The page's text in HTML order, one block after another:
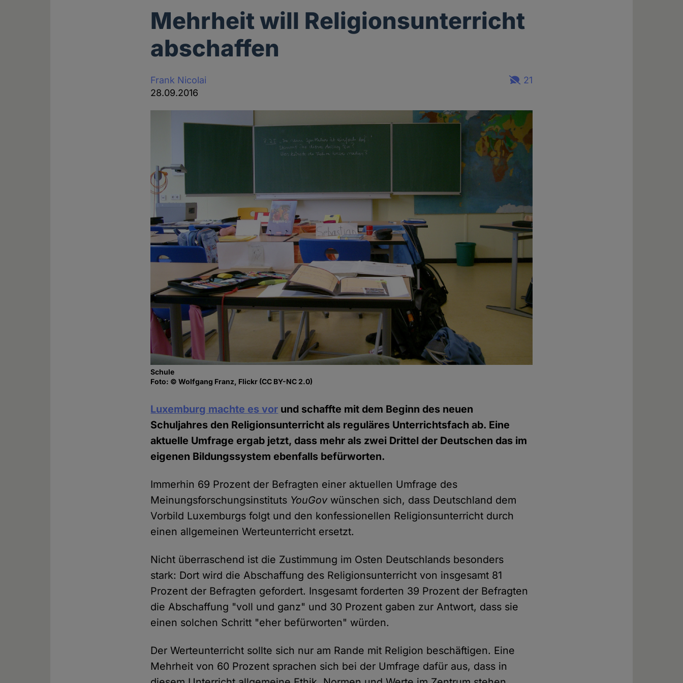
Mehrheit will Religionsunterricht
abschaffen
Frank Nicolai
28.09.2016
21
Schule
Foto: © Wolfgang Franz, Flickr (CC BY-NC 2.0)
Luxemburg machte es vor und schaffte mit dem Beginn des neuen
Schuljahres den Religionsunterricht als reguläres Unterrichtsfach ab. Eine
aktuelle Umfrage ergab jetzt, dass mehr als zwei Drittel der Deutschen das im
eigenen Bildungssystem ebenfalls befürworten.
Immerhin 69 Prozent der Befragten einer aktuellen Umfrage des
Meinungsforschungsinstituts YouGovwünschen sich, dass Deutschland dem
Vorbild Luxemburgs folgt und den konfessionellen Religionsunterricht durch
einen allgemeinen Werteunterricht ersetzt.
Nicht überraschend ist die Zustimmung im Osten Deutschlands besonders
stark: Dort wird die Abschaffung des Religionsunterricht von insgesamt 81
Prozent der Befragten gefordert. Insgesamt forderten 39 Prozent der Befragten
die Abschaffung "voll und ganz" und 30 Prozent gaben zur Antwort, dass sie
einen solchen Schritt "eher befürworten" würden.
Der Werteunterricht sollte sich nur am Rande mit Religion beschäftigen. Eine
Mehrheit von 60 Prozent sprachen sich bei der Umfrage dafür aus, dass in